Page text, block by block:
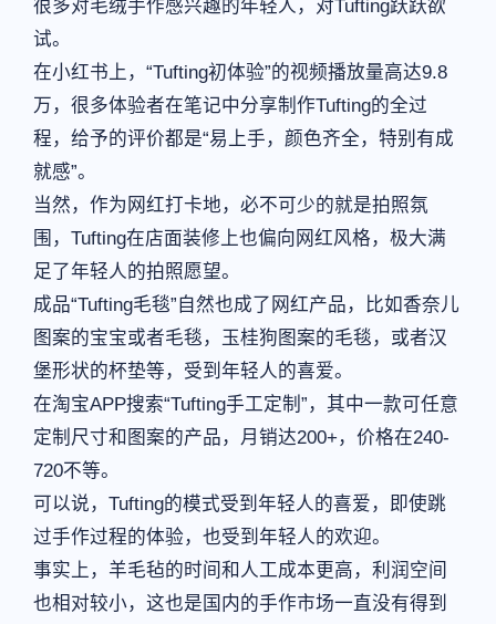
很多对毛绒手作感兴趣的年轻人，对Tufting跃跃欲
试。
在小红书上，“Tufting初体验”的视频播放量高达9.8
万，很多体验者在笔记中分享制作Tufting的全过
程，给予的评价都是“易上手，颜色齐全，特别有成
就感”。
当然，作为网红打卡地，必不可少的就是拍照氛
围，Tufting在店面装修上也偏向网红风格，极大满
足了年轻人的拍照愿望。
成品“Tufting毛毯”自然也成了网红产品，比如香奈儿
图案的宝宝或者毛毯，玉桂狗图案的毛毯，或者汉
堡形状的杯垫等，受到年轻人的喜爱。
在淘宝APP搜索“Tufting手工定制”，其中一款可任意
定制尺寸和图案的产品，月销达200+，价格在240-
720不等。
可以说，Tufting的模式受到年轻人的喜爱，即使跳
过手作过程的体验，也受到年轻人的欢迎。
事实上，羊毛毡的时间和人工成本更高，利润空间
也相对较小，这也是国内的手作市场一直没有得到